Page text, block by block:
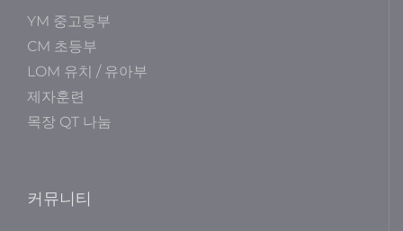
YM 중고등부
CM 초등부
LOM 유치 / 유아부
제자훈련
목장 QT 나눔
커뮤니티